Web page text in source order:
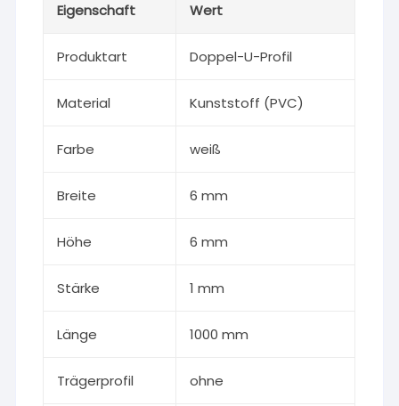
Eigenschaft Wert
Produktart Doppel-U-Profil
Material Kunststoff (PVC)
Farbe weiß
Breite 6 mm
Höhe 6 mm
Stärke 1 mm
Länge 1000 mm
Trägerprofil ohne